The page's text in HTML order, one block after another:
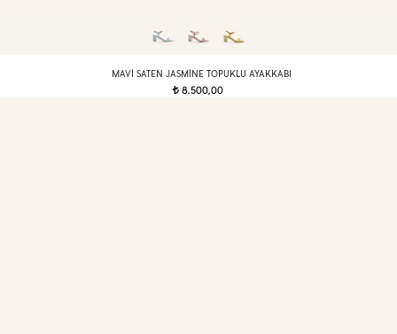
MAVI SATEN JASMINE TOPUKLU AYAKKABI
t8.500,00